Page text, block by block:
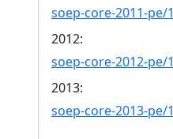
soep-core-2011-pe/1
2012:
soep-core-2012-pe/1
2013:
soep-core-2013-pe/1